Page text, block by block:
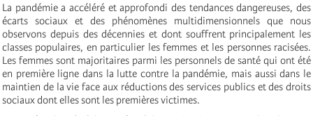
La pandémie a accéléré et approfondi des tendances dangereuses, des
écarts sociaux et des phénomènes multidimensionnels que nous
observons depuis des décennies et dont souffrent principalement les
classes populaires, en particulier les femmes et les personnes racisées.
Les femmes sont majoritaires parmi les personnels de santé qui ont été
en première ligne dans la lutte contre la pandémie, mais aussi dans le
maintien de la vie face aux réductions des services publics et des droits
sociaux dont elles sont les premières victimes.